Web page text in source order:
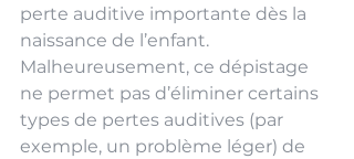
perte auditive importante dès la
naissance de l’enfant.
Malheureusement, ce dépistage
ne permet pas d’éliminer certains
types de pertes auditives (par
exemple, un problème léger) de